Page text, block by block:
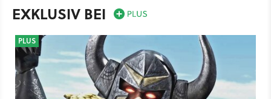
Ascaron Entertainment
Sacred 2: Ice & Blood
EXKLUSIV BEI
PLUS